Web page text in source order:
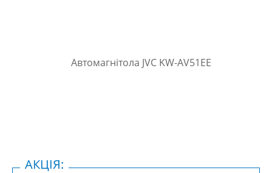
АКЦІЯ: